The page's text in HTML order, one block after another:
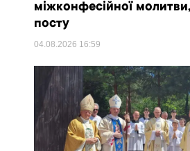
міжконфесійної
посту
04.08.2026 16:59